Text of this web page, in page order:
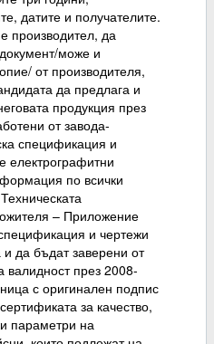
датите и получателите.
производител, да
може и
от производителя,
да предлага и
продукция през
от завода-
спецификация и
електрографитни
по всички
– Приложение
и чертежи
да бъдат заверени от
валидност през 2008-
с оригинален подпис
за качество,
параметри на